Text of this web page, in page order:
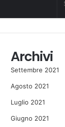
Archivi
Settembre 2021
Agosto 2021
Luglio 2021
Giugno 2021